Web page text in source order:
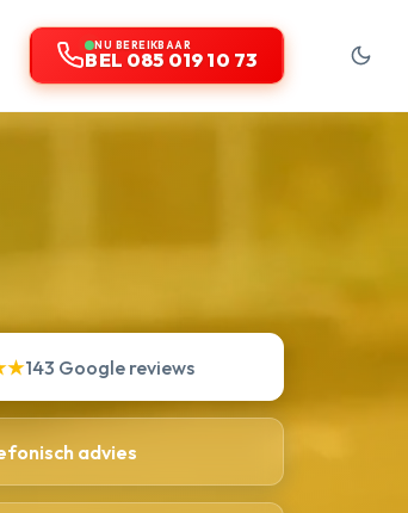
NU BEREIKBAAR
BEL 085 019 10 73
143 Google reviews
advies